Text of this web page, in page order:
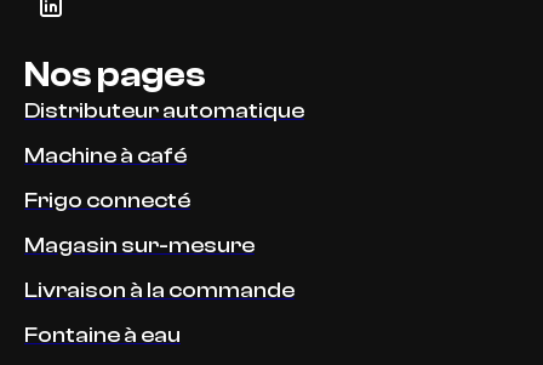
Nos pages
Distributeur automatique
Machine à café
Frigo connecté
Magasin sur-mesure
Livraison à la commande
Fontaine à eau